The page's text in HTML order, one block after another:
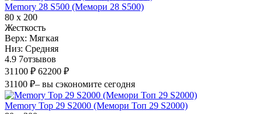
Memory 28 S500 (Мемори 28 S500)
80 х 200
Жесткость
Верх: Мягкая
Низ: Средняя
4.9 7отзывов
31100 ₽ 62200 ₽
31100 ₽– вы сэкономите сегодня
Memory Top 29 S2000 (Мемори Топ 29 S2000)